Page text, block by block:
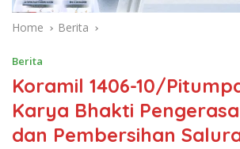
Home Berita
Berita
Koramil 1406-10/
Karya Bhakti
dan Pembersihan